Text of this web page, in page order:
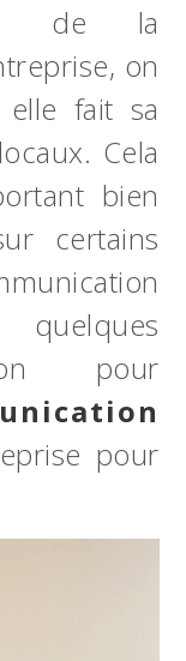
de la
on
fait sa
Cela
bien
certains
pour
pour